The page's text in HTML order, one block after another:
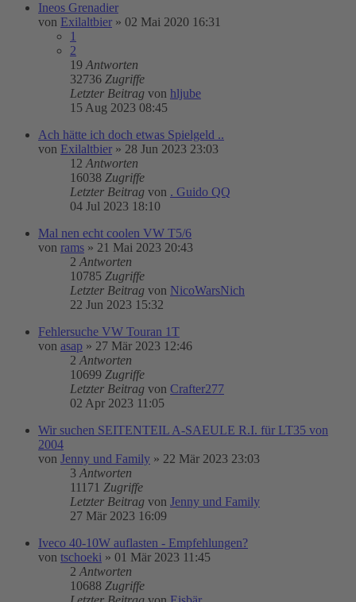
Ineos Grenadier
von Exilaltbier » 02 Mai 2020 16:31
1
2
19 Antworten
32736 Zugriffe
Letzter Beitrag von hljube
15 Aug 2023 08:45
Ach hätte ich doch etwas Spielgeld ..
von Exilaltbier » 28 Jun 2023 23:03
12 Antworten
16038 Zugriffe
Letzter Beitrag von . Guido QQ
04 Jul 2023 18:10
Mal nen echt coolen VW T5/6
von rams » 21 Mai 2023 20:43
2 Antworten
10785 Zugriffe
Letzter Beitrag von NicoWarsNich
22 Jun 2023 15:32
Fehlersuche VW Touran 1T
von asap » 27 Mär 2023 12:46
2 Antworten
10699 Zugriffe
Letzter Beitrag von Crafter277
02 Apr 2023 11:05
Wir suchen SEITENTEIL A-SAEULE R.I. für LT35 von
2004
von Jenny und Family » 22 Mär 2023 23:03
3 Antworten
11171 Zugriffe
Letzter Beitrag von Jenny und Family
27 Mär 2023 16:09
Iveco 40-10W auflasten - Empfehlungen?
von tschoeki » 01 Mär 2023 11:45
2 Antworten
10688 Zugriffe